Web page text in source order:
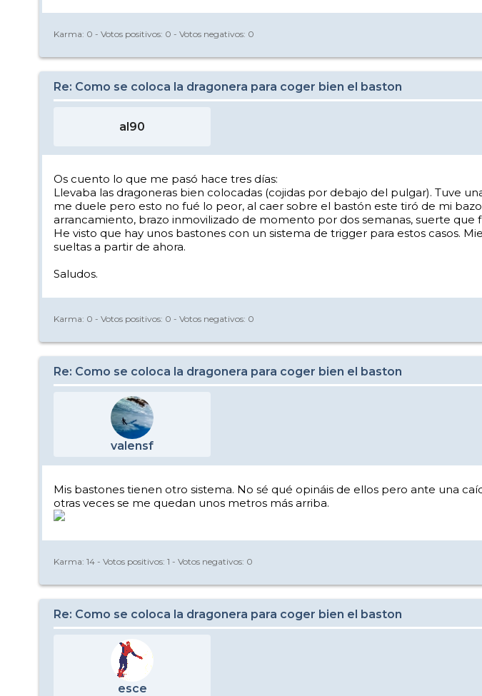
Karma: 0 - Votos positivos: 0 - Votos negativos: 0
Re: Como se coloca la dragonera para coger bien el baston
al90
Os cuento lo que me pasó hace tres días:
Llevaba las dragoneras bien colocadas (cojidas por debajo del pulgar). Tuve
me duele pero esto no fué lo peor, al caer sobre el bastón este tiró de mi
arrancamiento, brazo inmovilizado de momento por dos semanas, suerte
He visto que hay unos bastones con un sistema de trigger para estos casos.
sueltas a partir de ahora.
Saludos.
Karma: 0 - Votos positivos: 0 - Votos negativos: 0
Re: Como se coloca la dragonera para coger bien el baston
valensf
Mis bastones tienen otro sistema. No sé qué opináis de ellos pero ante una
otras veces se me quedan unos metros más arriba.
Karma: 14 - Votos positivos: 1 - Votos negativos: 0
Re: Como se coloca la dragonera para coger bien el baston
esce